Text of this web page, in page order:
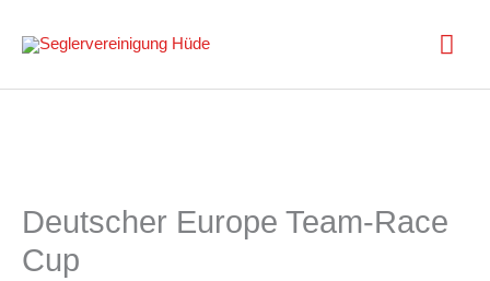
Inhalt
springen
Deutscher Europe Team-Race
Cup